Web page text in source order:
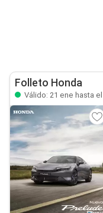
Folleto Honda
Válido: 21 ene hasta